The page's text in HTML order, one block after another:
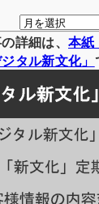
月
別
の
事
一
覧
詳細は、 本紙
タル新文化」